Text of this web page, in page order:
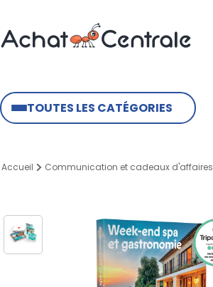
TOUTES LES CATÉGORIES
Accueil Communication et cadeaux d'affaires